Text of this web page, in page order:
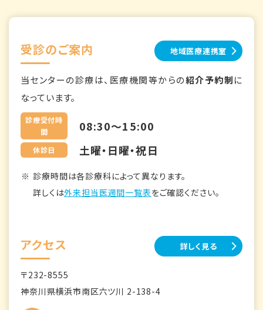
受診のご案内 地域医療連携室
当センターの診療は、医療機関等からの紹介予約制に
なっています。
診療受付時
間
08:30～15:00
休診日 土曜・日曜・祝日
診療時間は各診療科によって異なります。
詳しくは外来担当医週間一覧表をご確認ください。
アクセス 詳しく見る
〒232-8555
神奈川県横浜市南区六ツ川 2-138-4